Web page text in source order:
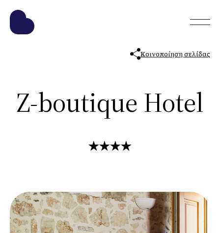
Κοινοποίηση σελίδας
Z-boutique Hotel